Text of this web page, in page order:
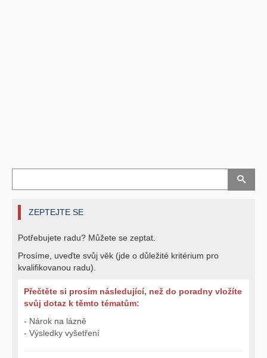
ZEPTEJTE SE
Potřebujete radu? Můžete se zeptat.
Prosíme, uveďte svůj věk (jde o důležité kritérium pro
kvalifikovanou radu).
Přečtěte si prosím následující, než do poradny vložíte
svůj dotaz k těmto tématům:
- Nárok na lázně
- Výsledky vyšetření